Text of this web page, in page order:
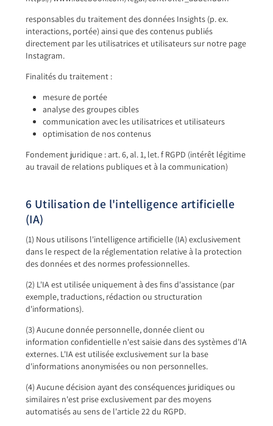
responsables du traitement des données Insights (p. ex.
interactions, portée) ainsi que des contenus publiés
directement par les utilisatrices et utilisateurs sur notre page
Instagram.
Finalités du traitement :
mesure de portée
analyse des groupes cibles
communication avec les utilisatrices et utilisateurs
optimisation de nos contenus
Fondement juridique : art. 6, al. 1, let. f RGPD (intérêt légitime
au travail de relations publiques et à la communication)
6 Utilisation de l'intelligence artificielle
(IA)
(1) Nous utilisons l'intelligence artificielle (IA) exclusivement
dans le respect de la réglementation relative à la protection
des données et des normes professionnelles.
(2) L'IA est utilisée uniquement à des fins d'assistance (par
exemple, traductions, rédaction ou structuration
d'informations).
(3) Aucune donnée personnelle, donnée client ou
information confidentielle n'est saisie dans des systèmes d'IA
externes. L'IA est utilisée exclusivement sur la base
d'informations anonymisées ou non personnelles.
(4) Aucune décision ayant des conséquences juridiques ou
similaires n'est prise exclusivement par des moyens
automatisés au sens de l'article 22 du RGPD.